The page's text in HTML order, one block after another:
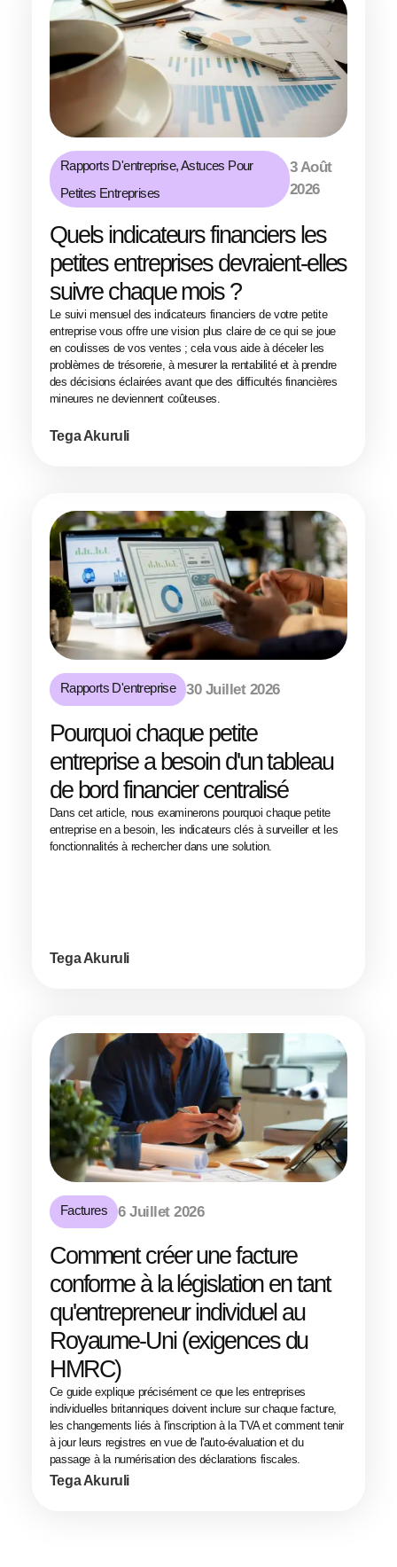
Rapports D'entreprise,Astuces Pour
Petites Entreprises
3 Août
2026
Quels indicateurs financiers les
petites entreprises devraient-elles
suivre chaque mois ?
Le suivi mensuel des indicateurs financiers de votre petite
entreprise vous offre une vision plus claire de ce qui se joue
en coulisses de vos ventes ; cela vous aide à déceler les
problèmes de trésorerie, à mesurer la rentabilité et à prendre
des décisions éclairées avant que des difficultés financières
mineures ne deviennent coûteuses.
Tega Akuruli
Rapports D'entreprise 30 Juillet 2026
Pourquoi chaque petite
entreprise a besoin d'un tableau
de bord financier centralisé
Dans cet article, nous examinerons pourquoi chaque petite
entreprise en a besoin, les indicateurs clés à surveiller et les
fonctionnalités à rechercher dans une solution.
Tega Akuruli
Factures 6 Juillet 2026
Comment créer une facture
conforme à la législation en tant
qu'entrepreneur individuel au
Royaume-Uni (exigences du
HMRC)
Ce guide explique précisément ce que les entreprises
individuelles britanniques doivent inclure sur chaque facture,
les changements liés à l'inscription à la TVA et comment tenir
à jour leurs registres en vue de l'auto-évaluation et du
passage à la numérisation des déclarations fiscales.
Tega Akuruli